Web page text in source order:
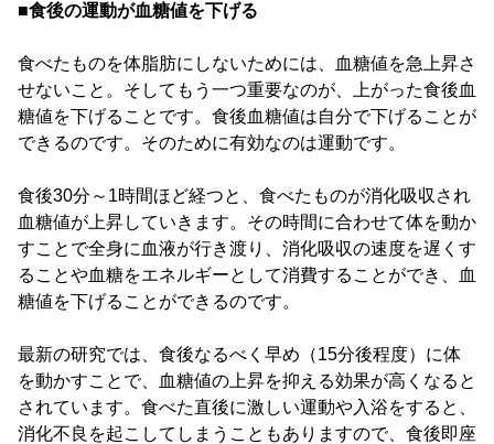
■食後の運動が血糖値を下げる
食べたものを体脂肪にしないためには、血糖値を急上昇さ
せないこと。そしてもう一つ重要なのが、上がった食後血
糖値を下げることです。食後血糖値は自分で下げることが
できるのです。そのために有効なのは運動です。
食後30分～1時間ほど経つと、食べたものが消化吸収され
血糖値が上昇していきます。その時間に合わせて体を動か
すことで全身に血液が行き渡り、消化吸収の速度を遅くす
ることや血糖をエネルギーとして消費することができ、血
糖値を下げることができるのです。
最新の研究では、食後なるべく早め（15分後程度）に体
を動かすことで、血糖値の上昇を抑える効果が高くなると
されています。食べた直後に激しい運動や入浴をすると、
消化不良を起こしてしまうこともありますので、食後即座